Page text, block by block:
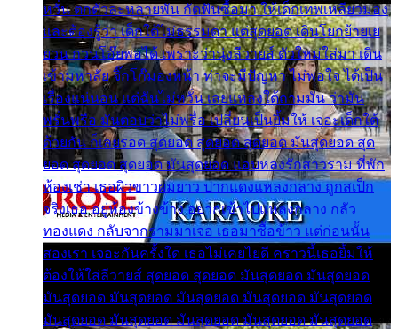
หวั่น ตกตัวละหลายพัน กัดฟันซื้อมา ให้เด็กเทพเหลียวมอง
และต้องรู้ว่า เด็กใต้ไม่ธรรมดา แต่สุดยอด เดินโยกย้ายเย
ยวน กวนโอ๊ยพอได้ เพราะว่านุ่งลีวายส์ ตัวใหม่ใส่มา เดิน
เข้ามหาลัย จิ๊กโก๊มองหน้า ท่าจะมีปัญหา ไม่พอใจ ได้เป็น
เรื่องแน่นอน แต่ฉันไม่หวั่น เลยแหลงใต้ถามมัน ว่ามัน
พรั่นพรือ มันตอบว่าไม่พรื่อ เปลี่ยนเป็นยิ้มให้ เจอะเด็กใต้
ด้วยกัน ก็เลยรอด สุดยอด สุดยอด สุดยอด มันสุดยอด สุด
ยอด สุดยอด สุดยอด มันสุดยอด แอบหลงรักสาวราม ที่พัก
ห้องเช่า เธอผิวขาวผมยาว ปากแดงแหลงกลาง ถูกสเป็ก
จริงเธอ อยู่ห้องข้างข้าง อยากเข้าไปแหลงกลาง กลัว
ทองแดง กลับจากรามมาเจอ เธอมาซื้อข้าว แต่ก่อนนั้น
สองเรา เจอะกันครั้งใด เธอไม่เคยไยดี คราวนี้เธอยิ้มให้
ต้องให้ใส่ลีวายส์ สุดยอด สุดยอด มันสุดยอด มันสุดยอด
มันสุดยอด มันสุดยอด มันสุดยอด มันสุดยอด มันสุดยอด
มันสุดยอด มันสุดยอด มันสุดยอด มันสุดยอด มันสุดยอด